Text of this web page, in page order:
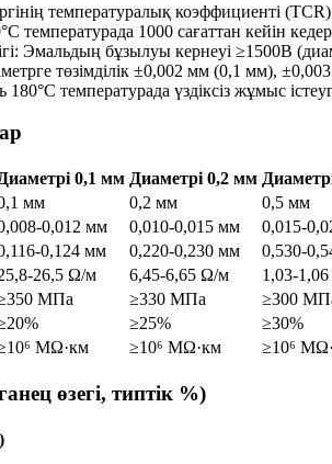
температуралық коэффициенті
температурада 1000 сағаттан кейін
Эмальдың бұзылуы кернеуі ≥1500В
төзімділік ±0,002 мм (0,1 мм),
180°C температурада үздіксіз жұмыс
Диаметрі 0,1 мм Диаметрі 0,2 мм
мм 0,2 мм
0,5 мм
0,012 мм 0,010-0,015 мм
0,015-
0,124 мм 0,220-0,230 мм
0,530-
26,5 Ω/м 6,45-6,65 Ω/м
1,03-
МПа ≥330 МПа
≥300
≥25%
≥30%
MΩ·км ≥10⁶ MΩ·км ≥10⁶
өзегі, типтік %)